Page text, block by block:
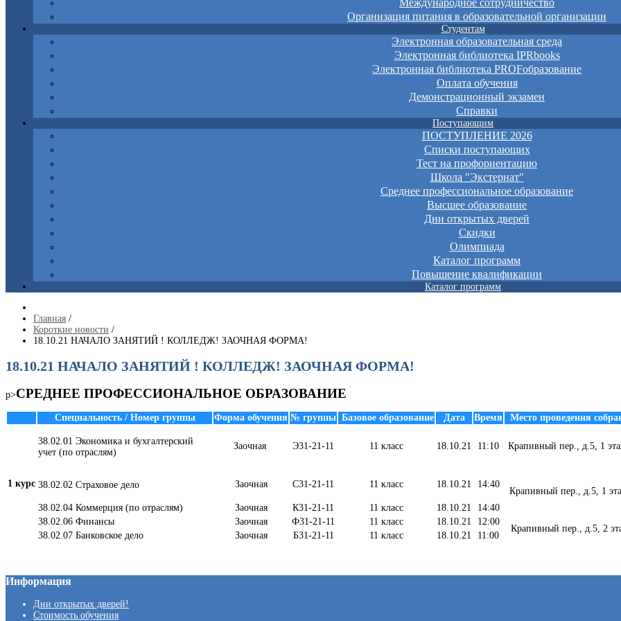
Организация питания в образовательной организации
Студентам
Электронная образовательная среда
Электронная библиотека IPRbooks
Электронная библиотека PROFобразование
Оплата обучения
Демонстрационный экзамен
Справки
Поступающим
ПОСТУПЛЕНИЕ 2026
Списки поступающих
Тест на профориентацию
Школа "Экстернат"
Среднее профессиональное образование
Высшее образование
Дни открытых дверей
Скидки
Олимпиада
Каталог программ
Повышение квалификации
Каталог программ
Главная /
Короткие новости /
18.10.21 НАЧАЛО ЗАНЯТИЙ ! КОЛЛЕДЖ! ЗАОЧНАЯ ФОРМА!
18.10.21 НАЧАЛО ЗАНЯТИЙ ! КОЛЛЕДЖ! ЗАОЧНАЯ ФОРМА!
p>СРЕДНЕЕ ПРОФЕССИОНАЛЬНОЕ ОБРАЗОВАНИЕ
Специальность / Номер группы Форма обучения № группы Базовое образование Дата Время Место проведения
1 курс
38.02.01 Экономика и бухгалтерский
учет (по отраслям)
Заочная Э31-21-11 11 класс 18.10.21 11:10 Крапивный пер., д.5, 1
38.02.02 Страховое дело Заочная С31-21-11 11 класс 18.10.21 14:40
Крапивный пер., д.5, 1
38.02.04 Коммерция (по отраслям)
Заочная К31-21-11 11 класс 18.10.21
14:40
38.02.06 Финансы
Заочная Ф31-21-11 11 класс 18.10.21 12:00
Крапивный пер., д.5, 2
38.02.07 Банковское дело Заочная Б31-21-11 11 класс 18.10.21 11:00
Информация
Дни открытых дверей!
Стоимость обучения